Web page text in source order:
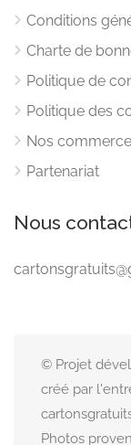
Conditions
Charte de
Politique de
Politique des
Nos
Partenariat
Nous
© Projet
créé par
Photos